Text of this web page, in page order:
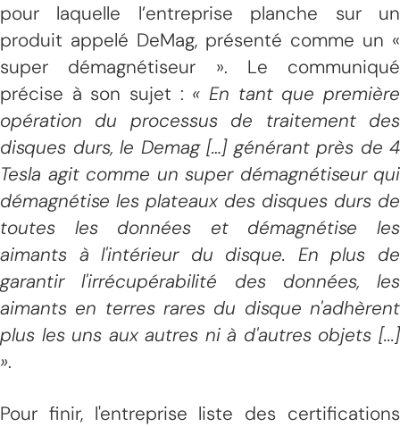
pour laquelle l’entreprise planche sur un
produit appelé DeMag, présenté comme un «
super démagnétiseur ». Le communiqué
précise à son sujet : « En tant que première
opération du processus de traitement des
disques durs, le Demag […] générant près de 4
Tesla agit comme un super démagnétiseur qui
démagnétise les plateaux des disques durs de
toutes les données et démagnétise les
aimants à l'intérieur du disque. En plus de
garantir l'irrécupérabilité des données, les
aimants en terres rares du disque n'adhèrent
plus les uns aux autres ni à d'autres objets [...]
».
Pour finir, l'entreprise liste des certifications